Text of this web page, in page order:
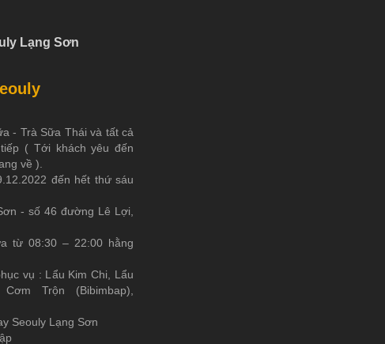
Lạng Sơn
- Trà Sữa Thái và tất cả
( Tới khách yêu đến
về ).
đến hết thứ sáu
- số 46 đường Lê Lợi,
từ 08:30 – 22:00 hằng
vụ : Lẩu Kim Chi, Lẩu
Trộn (Bibimbap),
Seouly Lạng Sơn